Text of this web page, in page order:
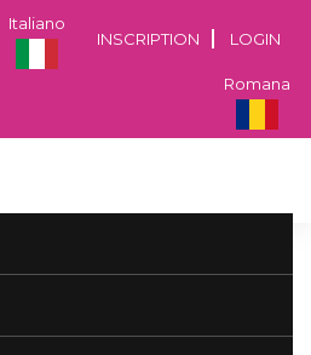
INSCRIPTION LOGIN
Italiano
Romana